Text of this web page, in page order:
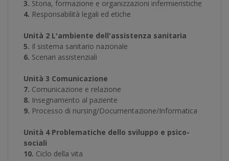
3. Storia, formazione e organizzazioni infermieristiche
4. Responsabilità legali ed etiche
Unità 2 L'ambiente dell'assistenza sanitaria
5. Il sistema sanitario nazionale
6. Scenari assistenziali
Unità 3 Comunicazione
7. Comunicazione e relazione
8. Insegnamento al paziente
9. Processo di nursing/Documentazione/Informatica
Unità 4 Problematiche dello sviluppo e psico-
sociali
10. Ciclo della vita